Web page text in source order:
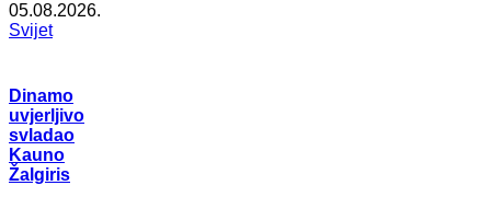
05.08.2026.
Svijet
Dinamo
uvjerljivo
svladao
Kauno
Žalgiris